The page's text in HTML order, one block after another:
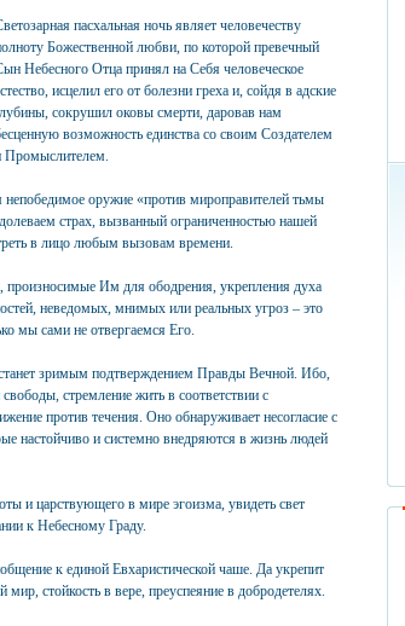
пасхальная ночь являет человечеству
Божественной любви, по которой превечный
Небесного Отца принял на Себя человеческое
исцелил его от болезни греха и, сойдя в адские
сокрушил оковы смерти, даровав нам
возможность единства со своим Создателем
Промыслителем.
оружие «против мироправителей тьмы
страх, вызванный ограниченностью нашей
в лицо любым вызовам времени.
произносимые Им для ободрения, укрепления духа
неведомых, мнимых или реальных угроз – это
мы сами не отвергаемся Его.
зримым подтверждением Правды Вечной. Ибо,
стремление жить в соответствии с
против течения. Оно обнаруживает несогласие с
настойчиво и системно внедряются в жизнь людей
и царствующего в мире эгоизма, увидеть свет
к Небесному Граду.
к единой Евхаристической чаше. Да укрепит
стойкость в вере, преуспеяние в добродетелях.